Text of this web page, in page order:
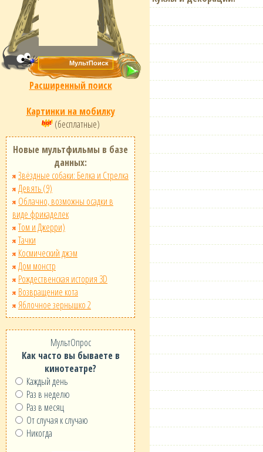
Расширенный поиск
Картинки на мобилку
(бесплатные)
Новые мультфильмы в базе
данных:
Звёздные собаки: Белка и Стрелка
Девять (9)
Облачно, возможны осадки в
виде фрикаделек
Том и Джерри)
Тачки
Космический джэм
Дом монстр
Рождественская история 3D
Возвращение кота
Яблочное зернышко 2
МультОпрос
Как часто вы бываете в
кинотеатре?
Каждый день
Раз в неделю
Раз в месяц
От случая к случаю
Никогда